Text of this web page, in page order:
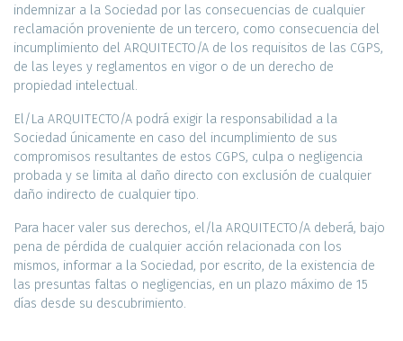
indemnizar a la Sociedad por las consecuencias de cualquier
reclamación proveniente de un tercero, como consecuencia del
incumplimiento del ARQUITECTO/A de los requisitos de las CGPS,
de las leyes y reglamentos en vigor o de un derecho de
propiedad intelectual.
El/La ARQUITECTO/A podrá exigir la responsabilidad a la
Sociedad únicamente en caso del incumplimiento de sus
compromisos resultantes de estos CGPS, culpa o negligencia
probada y se limita al daño directo con exclusión de cualquier
daño indirecto de cualquier tipo.
Para hacer valer sus derechos, el/la ARQUITECTO/A deberá, bajo
pena de pérdida de cualquier acción relacionada con los
mismos, informar a la Sociedad, por escrito, de la existencia de
las presuntas faltas o negligencias, en un plazo máximo de 15
días desde su descubrimiento.